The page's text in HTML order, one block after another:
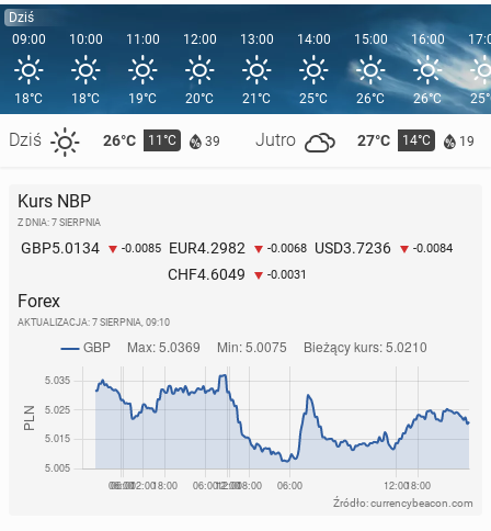
Dziś
09:00
18°C
Dziś 26°C 11°C 39 Jutro 27°C 14°C 19
10:00
18°C
11:00
19°C
12:00
20°C
13:00
21°C
14:00
25°C
15:00
26°C
16:00
26°C
Kurs NBP
Z DNIA: 7 SIERPNIA
GBP5.0134 -0.0085 EUR4.2982 -0.0068 USD3.7236 -0.0084
CHF4.6049 -0.0031
Forex
AKTUALIZACJA: 7 SIERPNIA, 09:10
Źródło: currencybeacon.com